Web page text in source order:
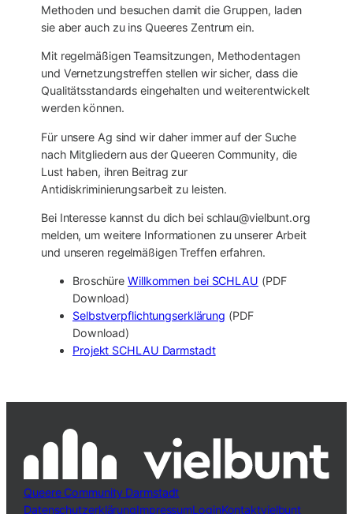
Methoden und besuchen damit die Gruppen, laden
sie aber auch zu ins Queeres Zentrum ein.
Mit regelmäßigen Teamsitzungen, Methodentagen
und Vernetzungstreffen stellen wir sicher, dass die
Qualitätsstandards eingehalten und weiterentwickelt
werden können.
Für unsere Ag sind wir daher immer auf der Suche
nach Mitgliedern aus der Queeren Community, die
Lust haben, ihren Beitrag zur
Antidiskriminierungsarbeit zu leisten.
Bei Interesse kannst du dich bei schlau@vielbunt.org
melden, um weitere Informationen zu unserer Arbeit
und unseren regelmäßigen Treffen erfahren.
BroschüreWillkommen bei SCHLAU (PDF
Download)
Selbstverpflichtungserklärung (PDF
Download)
Projekt SCHLAU Darmstadt
Queere Community Darmstadt
DatenschutzerklärungImpressumLoginKontaktvielbunt